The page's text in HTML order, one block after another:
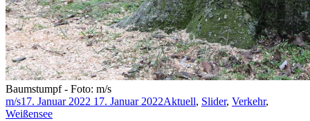
Baumstumpf - Foto: m/s
m/s17. Januar 2022 17. Januar 2022Aktuell, Slider, Verkehr,
Weißensee